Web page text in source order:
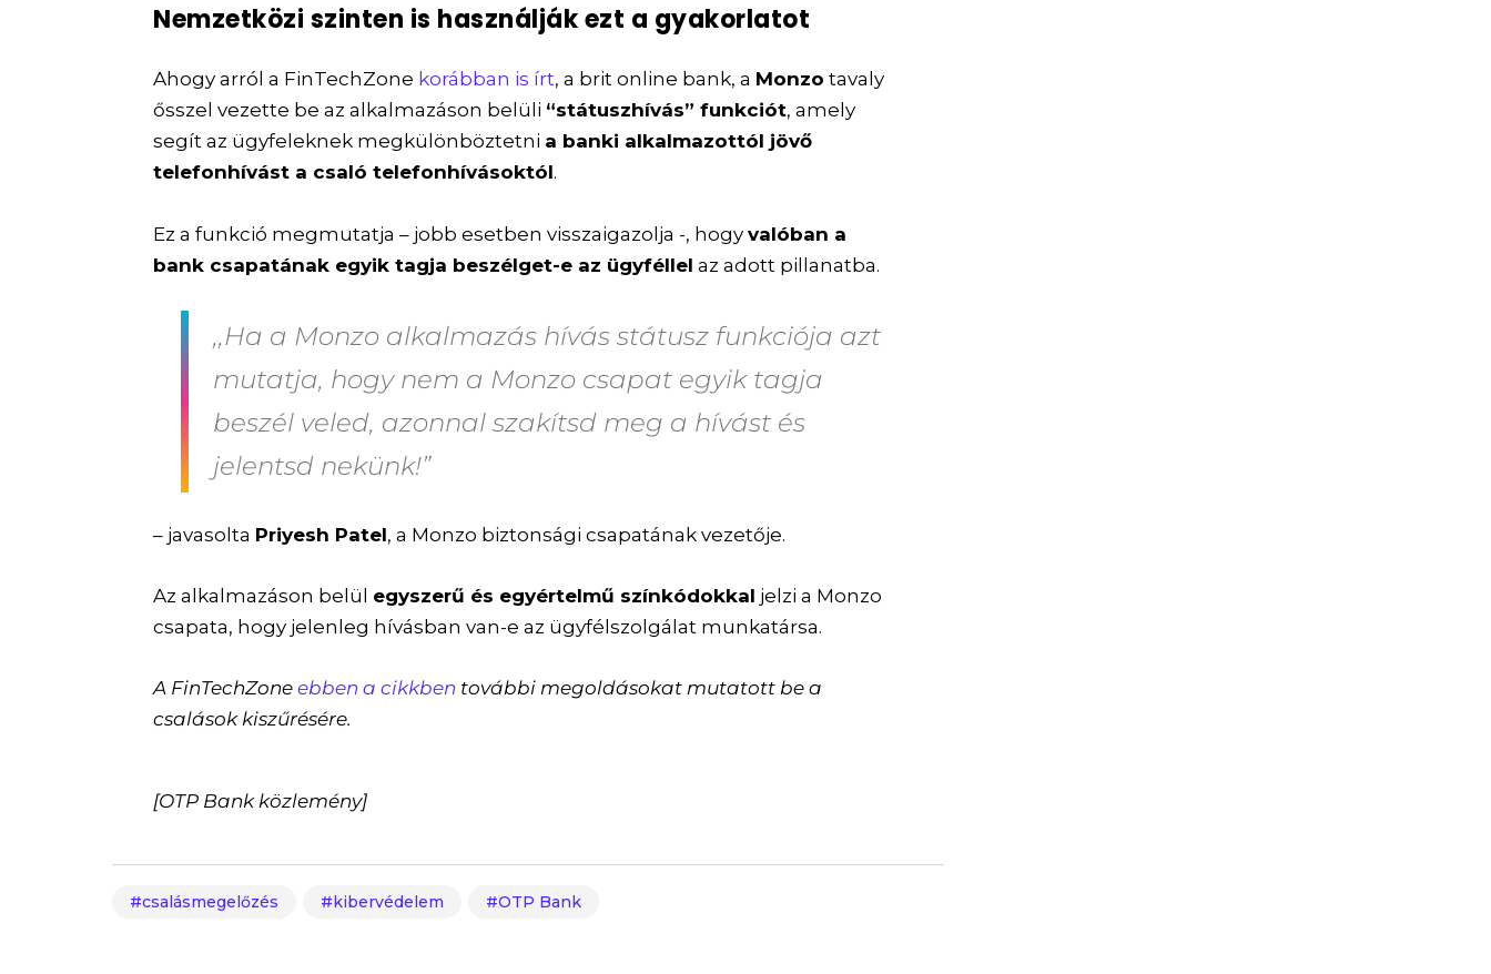
Nemzetközi szinten is használják ezt a gyakorlatot
Ahogy arról a FinTechZone korábban is írt, a brit online bank, a Monzo tavaly
ősszel vezette be az alkalmazáson belüli “státuszhívás” funkciót, amely
segít az ügyfeleknek megkülönböztetni a banki alkalmazottól jövő
telefonhívást a csaló telefonhívásoktól.
Ez a funkció megmutatja – jobb esetben visszaigazolja -, hogyvalóban a
bank csapatának egyik tagja beszélget-e az ügyféllel az adott pillanatba.
,,Ha a Monzo alkalmazás hívás státusz funkciója azt
mutatja, hogy nem a Monzo csapat egyik tagja
beszél veled, azonnal szakítsd meg a hívást és
jelentsd nekünk!”
– javasolta Priyesh Patel, a Monzo biztonsági csapatának vezetője.
Az alkalmazáson belül egyszerű és egyértelmű színkódokkal jelzi a Monzo
csapata, hogy jelenleg hívásban van-e az ügyfélszolgálat munkatársa.
A FinTechZoneebben a cikkben további megoldásokat mutatott be a
csalások kiszűrésére.
[OTP Bank közlemény]
csalásmegelőzés kibervédelem OTP Bank